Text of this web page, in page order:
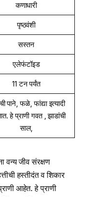
कणाधारी
पृष्ठवंशी
सस्तन
एलेफंटॉइड
11 टन पर्यंत
पाने, फळे, फांद्या इत्यादी
हे प्राणी गवत , झाडांची
साल,
वन्य जीव संरक्षण
हस्तीदंत व शिकार
आहेत. हे प्राणी